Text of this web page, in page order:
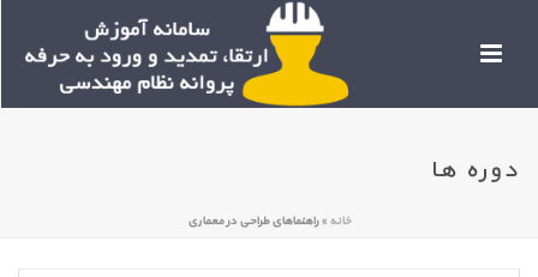
دوره ها
خانه »راهنماهای طراحی در معماری